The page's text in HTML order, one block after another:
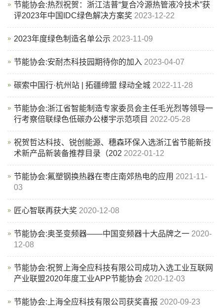
节能协会:热烈祝贺：浙江洁普“复合冷源热管液冷技术”获
评2023年中国IDC绿色解决方案奖 2023-12-22
2023年度绿色制造名单公示 2023-11-09
节能协会:安耐杰科技园期待你的加入 2023-04-07
碳索中国行·杭州站 | 拓疆缔盟 绿动全城 2022-11-28
节能协会:浙江省智能制造专家委员会主任毛光烈等领导一
行考察倍联绿色低碳办公楼宇示范项目 2022-05-28
祝贺哲达科技、锐创能源、穗森环保入选浙江省节能新技
术新产品新装备推荐目录（202 2022-01-12
节能协会:氟塑钢换热器在枣庄南郊热电的应用 2021-11-
03
匠心智联再获大奖 2020-12-08
节能协会:奥圣变频器——中国变频器十大品牌之一 2020-
12-08
节能协会:祝贺上海全应科技有限公司成功入选工业互联网
产业联盟2020年度工业APP节能协会 2020-12-03
节能协会:上海全应科技有限公司获奖喜报 2020-09-23